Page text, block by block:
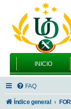
INICIO
FAQ
Índice general